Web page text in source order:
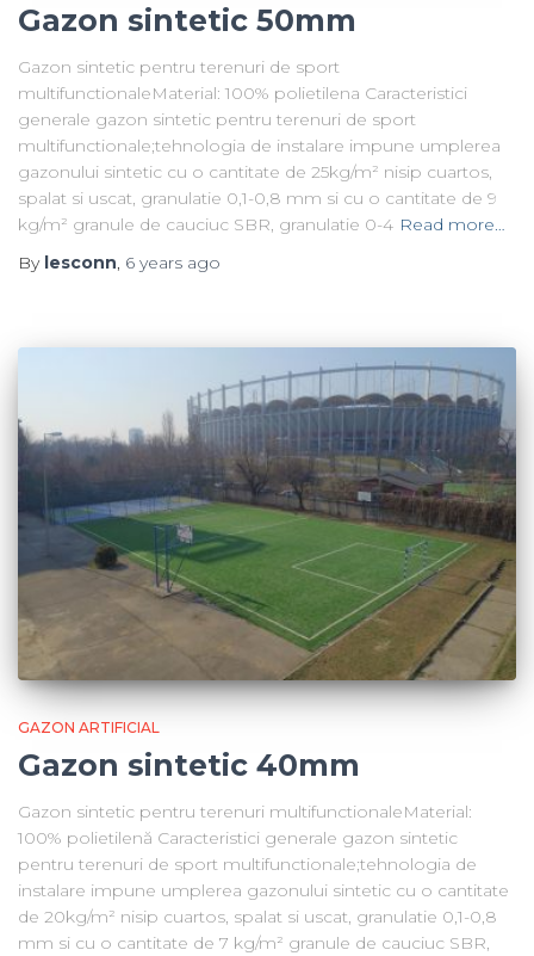
Gazon sintetic 50mm
Gazon sintetic pentru terenuri de sport
multifunctionaleMaterial: 100% polietilena Caracteristici
generale gazon sintetic pentru terenuri de sport
multifunctionale;tehnologia de instalare impune umplerea
gazonului sintetic cu o cantitate de 25kg/m² nisip cuartos,
spalat si uscat, granulatie 0,1-0,8 mm si cu o cantitate de 9
kg/m² granule de cauciuc SBR, granulatie 0-4 Read more…
By lesconn, 6 years ago
GAZON ARTIFICIAL
Gazon sintetic 40mm
Gazon sintetic pentru terenuri multifunctionaleMaterial:
100% polietilenă Caracteristici generale gazon sintetic
pentru terenuri de sport multifunctionale;tehnologia de
instalare impune umplerea gazonului sintetic cu o cantitate
de 20kg/m² nisip cuartos, spalat si uscat, granulatie 0,1-0,8
mm si cu o cantitate de 7 kg/m² granule de cauciuc SBR,